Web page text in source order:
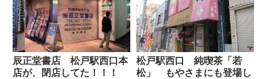
辰正堂書店 松戸駅西口本
店が、閉店してた！！！
松戸駅西口 純喫茶「若
松」 もやさまにも登場し